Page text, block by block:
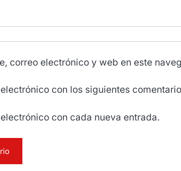
correo electrónico y web en este
con los siguientes
con cada nueva entrada.